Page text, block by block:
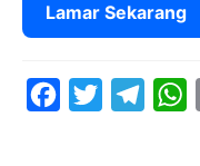
Lamar Sekarang